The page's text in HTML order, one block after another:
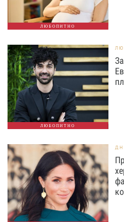
ЛЮБОПИТНО
ЛЮБОПИТНО